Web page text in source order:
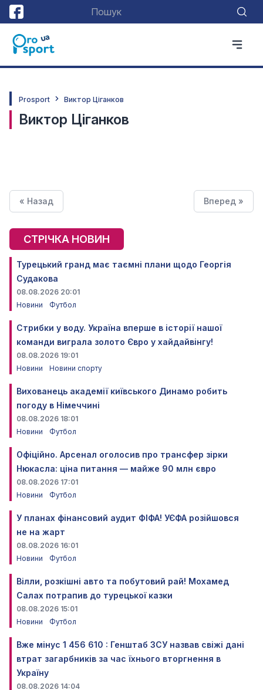
Prosport Виктор Ціганков
Виктор Ціганков
« Назад Вперед »
СТРІЧКА НОВИН
Турецький гранд має таємні плани щодо Георгія
Судакова
08.08.2026 20:01
Новини
Футбол
Стрибки у воду. Україна вперше в історії нашої
команди виграла золото Євро у хайдайвінгу!
08.08.2026 19:01
Новини
Новини спорту
Вихованець академії київського Динамо робить
погоду в Німеччині
08.08.2026 18:01
Новини
Футбол
Офіційно. Арсенал оголосив про трансфер зірки
Нюкасла: ціна питання — майже 90 млн євро
08.08.2026 17:01
Новини
Футбол
У планах фінансовий аудит ФІФА! УЄФА розійшовся
не на жарт
08.08.2026 16:01
Новини
Футбол
Вілли, розкішні авто та побутовий рай! Мохамед
Салах потрапив до турецької казки
08.08.2026 15:01
Новини
Футбол
Вже мінус 1 456 610 : Генштаб ЗСУ назвав свіжі дані
втрат загарбників за час їхнього вторгнення в
Україну
08.08.2026 14:04